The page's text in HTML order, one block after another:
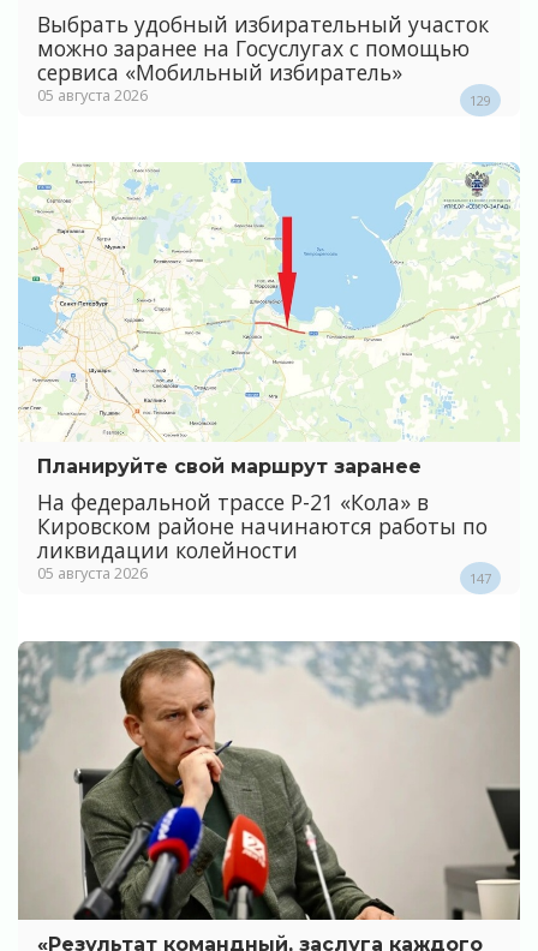
Выбрать удобный избирательный участок
можно заранее на Госуслугах с помощью
сервиса «Мобильный избиратель»
05 августа 2026 129
Планируйте свой маршрут заранее
На федеральной трассе Р-21 «Кола» в
Кировском районе начинаются работы по
ликвидации колейности
05 августа 2026 147
«Результат командный, заслуга каждого